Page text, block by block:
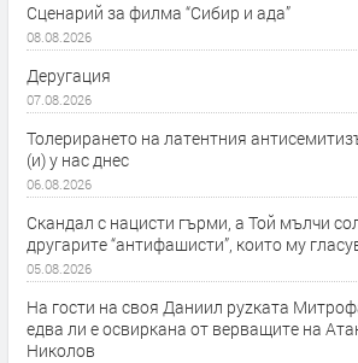
Сценарий за филма “Сибир и ада”
08.08.2026
Деругация
07.08.2026
Толерирането на латентния
(и) у нас днес
06.08.2026
Скандал с нацисти гърми, а Той мълчи
другарите “антифашисти”, които му
05.08.2026
На гости на своя Даниил руzката
едва ли е освиркана от верващите на
Николов